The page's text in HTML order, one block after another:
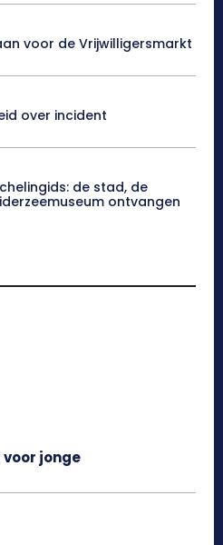
voor de Vrijwilligersmarkt
over incident
de stad, de
ontvangen
jonge